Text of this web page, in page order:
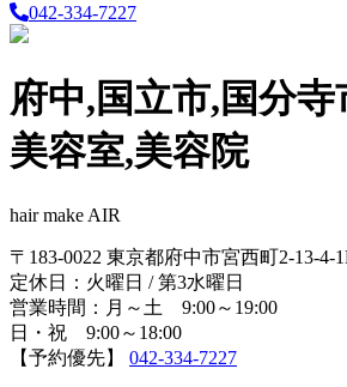
042-334-7227
府中,国立市,国分
美容室,美容院
hair make AIR
〒183-0022 東京都府中市宮西町2-13-4-
定休日：火曜日 / 第3水曜日
営業時間：月～土 9:00～19:00
日・祝 9:00～18:00
【予約優先】 042-334-7227